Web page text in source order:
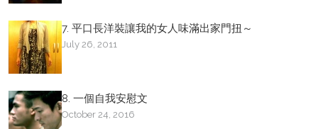
7. 平口長洋裝讓我的女人味滿出家門扭～
July 26, 2011
8. 一個自我安慰文
October 24, 2016